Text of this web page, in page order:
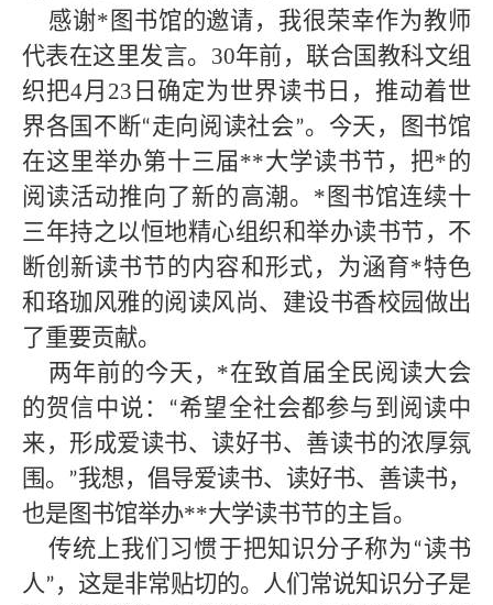
感谢* 图书馆的邀请，我很荣幸作为教师
代表在这里发言。 30年前，联合国教科文组
织把4月23日确定为世界读书日，推动着世
界各国不断“走向阅读社会”。今天，图书馆
在这里举办第十三届**大学读书节，把*的
阅读活动推向了新的高潮。 * 图书馆连续十
三年持之以恒地精心组织和举办读书节，不
断创新读书节的内容和形式，为涵育*特色
和珞珈风雅的阅读风尚、建设书香校园做出
了重要贡献。
两年前的今天，*在致首届全民阅读大会
的贺信中说：
“希望全社会都参与到阅读中
来，形成爱读书、读好书、善读书的浓厚氛
围。
”我想，倡导爱读书、读好书、善读书，
也是图书馆举办**大学读书节的主旨。
传统上我们习惯于把知识分子称为“读书
人”，这是非常贴切的。人们常说知识分子是